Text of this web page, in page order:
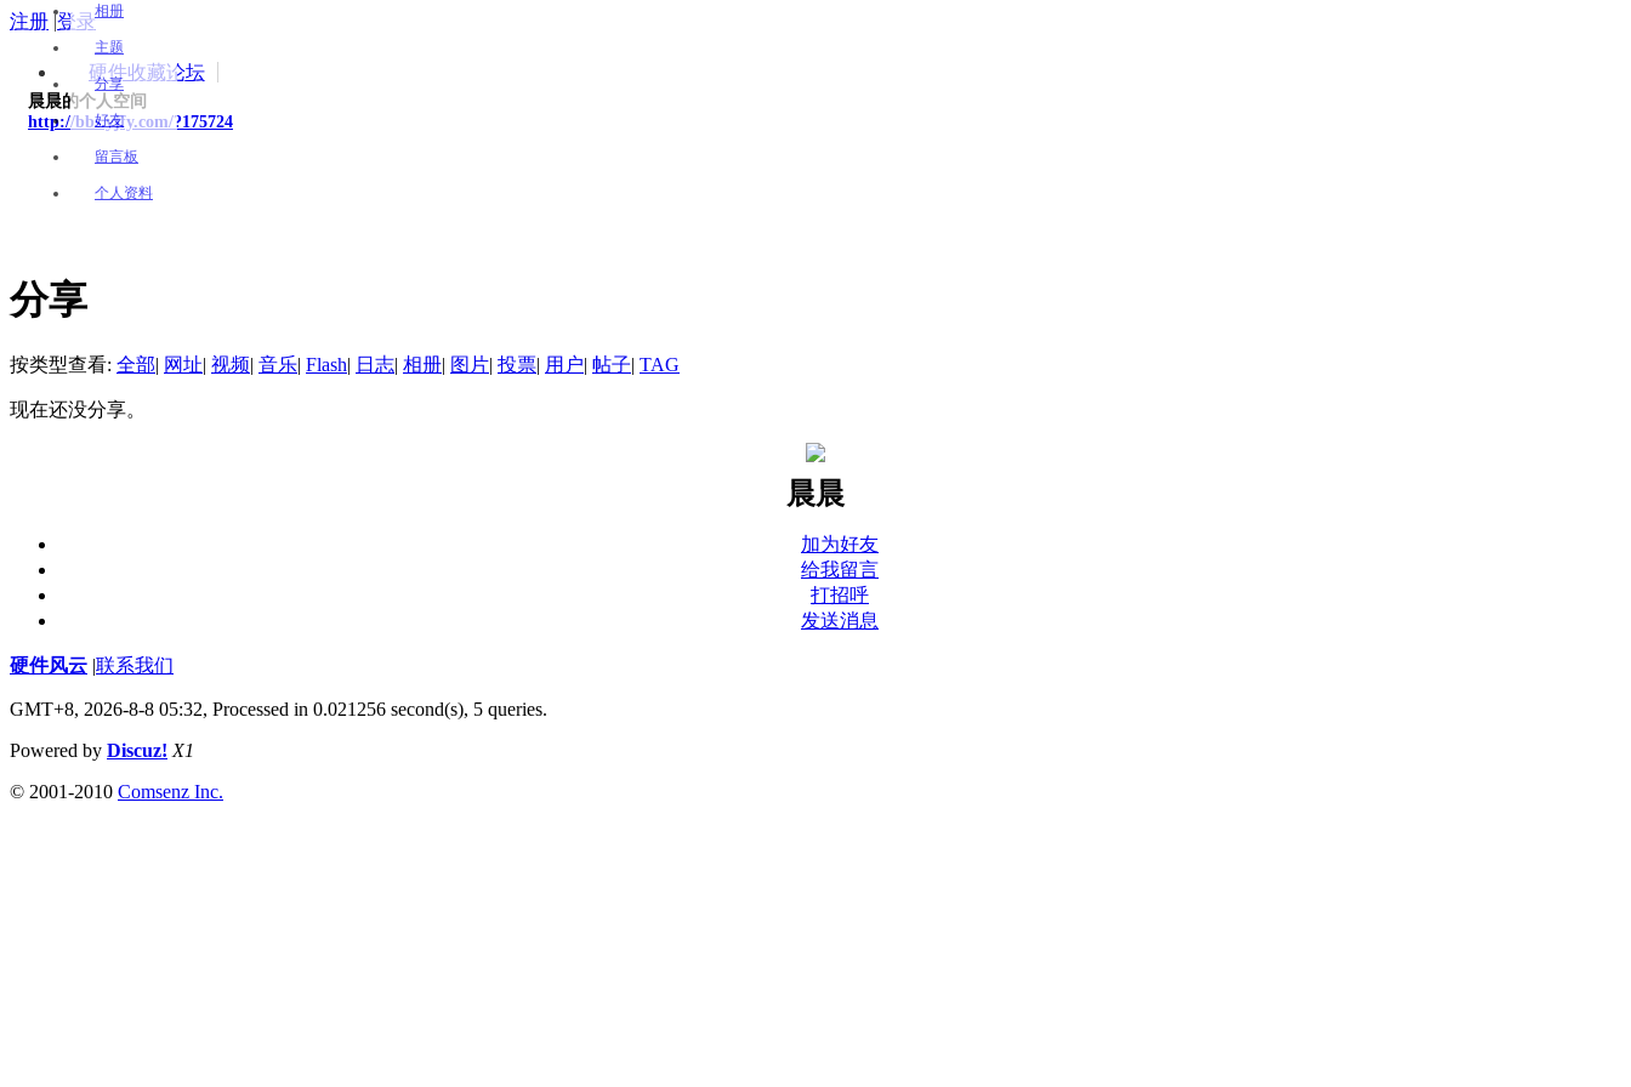
注册 |登录
硬件收藏论坛
晨晨的个人空间
http://bbs.yjfy.com/?175724
相册
主题
分享
好友
留言板
个人资料
分享
按类型查看: 全部 网址 视频 音乐 Flash 日志 相册 图片 投票 用户 帖子 TAG
现在还没分享。
晨晨
加为好友
给我留言
打招呼
发送消息
硬件风云 联系我们
GMT+8, 2026-8-8 05:32, Processed in 0.021256 second(s), 5 queries.
Powered by Discuz! X1
© 2001-2010 Comsenz Inc.